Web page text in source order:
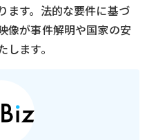
ます。法的な要件に基づ
像が事件解明や国家の安
ます。